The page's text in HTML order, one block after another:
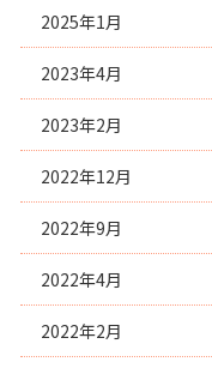
2025年1月
2023年4月
2023年2月
2022年12月
2022年9月
2022年4月
2022年2月